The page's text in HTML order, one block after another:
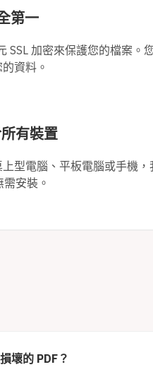
第一
SSL 加密來保護您的檔案。
資料。
有裝置
型電腦、平板電腦或手機
安裝。
壞的 PDF？